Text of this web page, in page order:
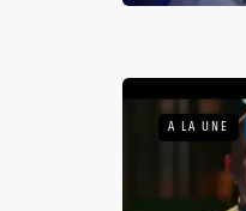
A LA UNE